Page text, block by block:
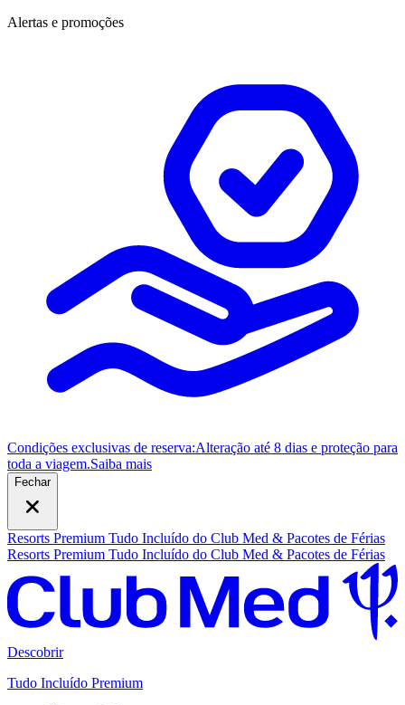
Alertas e promoções
Condições exclusivas de reserva:Alteração até 8 dias e proteção para
toda a viagem.Saiba mais
Fechar
Resorts Premium Tudo Incluído do Club Med & Pacotes de Férias
Resorts Premium Tudo Incluído do Club Med & Pacotes de Férias
Descobrir
Tudo Incluído Premium